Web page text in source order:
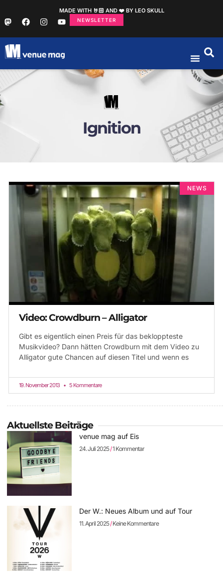
MADE WITH 🤘🏻 AND ❤️ BY LEO SKULL
NEWSLETTER
Ignition
NEWS
Video: Crowdburn – Alligator
Gibt es eigentlich einen Preis für das bekloppteste
Musikvideo? Dann hätten Crowdburn mit dem Video zu
Alligator gute Chancen auf diesen Titel und wenn es
19. November 2013 5 Kommentare
Aktuellste Beiträge
venue mag auf Eis
24. Juli 2025 1 Kommentar
Der W.: Neues Album und auf Tour
11. April 2025 Keine Kommentare